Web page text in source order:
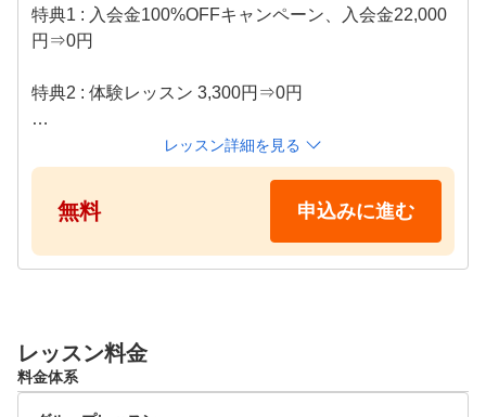
会員様一人一人のレッスン内容をカルテで共有しており、
前回の復習や今後の課題など、継続してレッスンを受けて
繰り返しショット練習をしながら、 ご自身のスイングが
分かるスイングナビ等を設置しています。 その時練習し
特典1 : 入会金100%OFFキャンペーン、入会金22,000
円⇒0円
特典2 : 体験レッスン 3,300円⇒0円
特典3 : 月会費 1ヶ月分⇒0円
※上記特典は、体験レッスン当日の入会や6か月以上
継続された場合にのみ適応などの条件があります。
※キャンペーン適応条件は各店舗へお問い合わせくだ
さい。
料で体験することができます！
事前のアンケートを元にお悩みや目標をヒアリングし
レッスン詳細を見る
無料 申込みに進む
レッスン料金
料金体系